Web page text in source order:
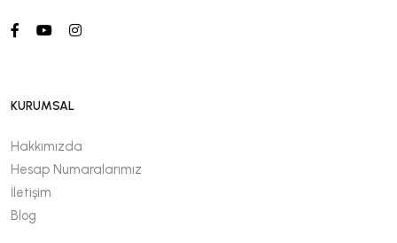
KURUMSAL
Hakkımızda
Hesap Numaralarımız
İletişim
Blog